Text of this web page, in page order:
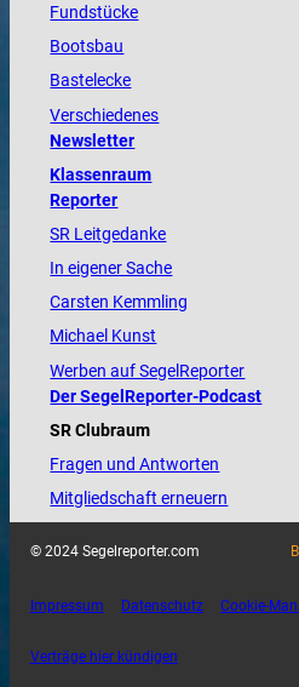
Fundstücke
Bootsbau
Bastelecke
Verschiedenes
Newsletter
Klassenraum
Reporter
SR Leitgedanke
In eigener Sache
Carsten Kemmling
Michael Kunst
Werben auf SegelReporter
Der SegelReporter-Podcast
SR Clubraum
Fragen und Antworten
Mitgliedschaft erneuern
© 2024 Segelreporter.com
Impressum Datenschutz Cookie-
Verträge hier kündigen